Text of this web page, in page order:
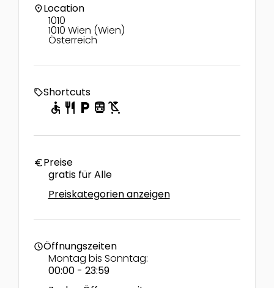
location_onLocation
1010
1010 Wien (Wien)
Österreich
local_offerShortcuts
accessible restaurant local_parking directions_transit child_friendly
euroPreise
gratis für Alle
Preiskategorien anzeigen
scheduleÖffnungszeiten
Montag bis Sonntag:
00:00 - 23:59